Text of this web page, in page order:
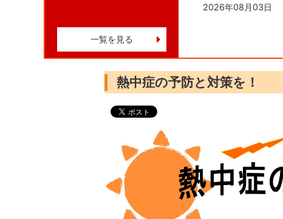
一覧を見る
2026年08月03日
熱中症の予防と対策を！